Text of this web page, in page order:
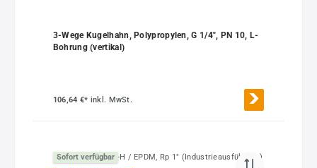
3-Wege Kugelhahn, Polypropylen, G 1/4", PN 10, L-
Bohrung (vertikal)
106,64 €* inkl. MwSt.
Sofort verfügbar